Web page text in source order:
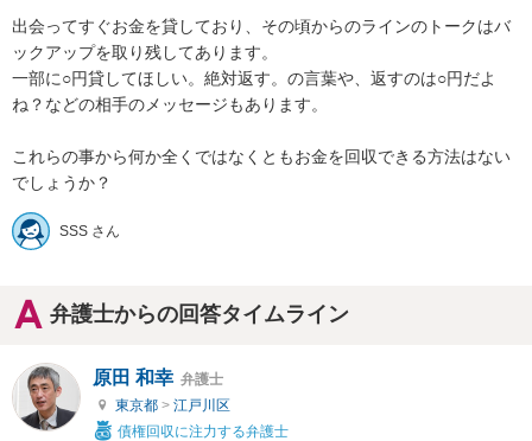
出会ってすぐお金を貸しており、その頃からのラインのトークはバ
ックアップを取り残してあります。
一部に○円貸してほしい。絶対返す。の言葉や、返すのは○円だよ
ね？などの相手のメッセージもあります。
これらの事から何か全くではなくともお金を回収できる方法はない
でしょうか？
SSS さん
弁護士からの回答タイムライン
原田 和幸 弁護士
東京都 > 江戸川区
債権回収に注力する弁護士